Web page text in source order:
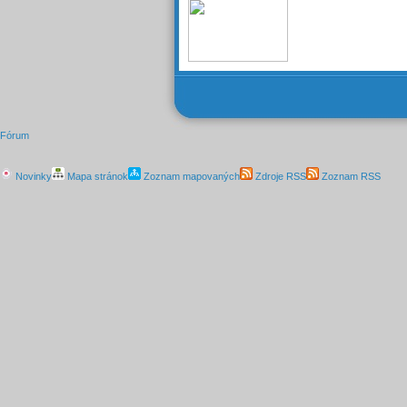
Fórum
Novinky Mapa stránok Zoznam mapovaných Zdroje RSS Zoznam RSS